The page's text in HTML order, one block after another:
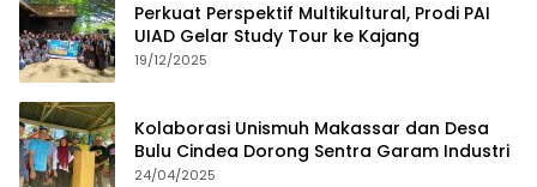
Perkuat Perspektif Multikultural, Prodi PAI
UIAD Gelar Study Tour ke Kajang
19/12/2025
Kolaborasi Unismuh Makassar dan Desa
Bulu Cindea Dorong Sentra Garam Industri
24/04/2025